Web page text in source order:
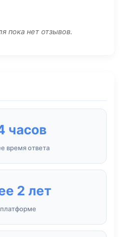
пока нет отзывов.
часов
время ответа
2 лет